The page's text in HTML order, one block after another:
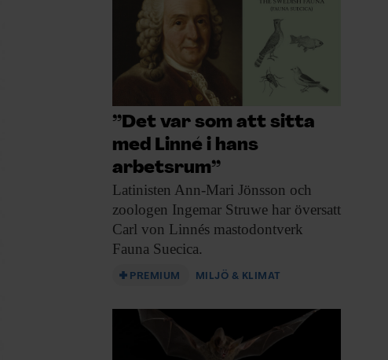
”Det var som att sitta
med Linné i hans
arbetsrum”
Latinisten Ann-Mari Jönsson och
zoologen Ingemar Struwe har översatt
Carl von Linnés mastodontverk
Fauna Suecica.
PREMIUM MILJÖ & KLIMAT